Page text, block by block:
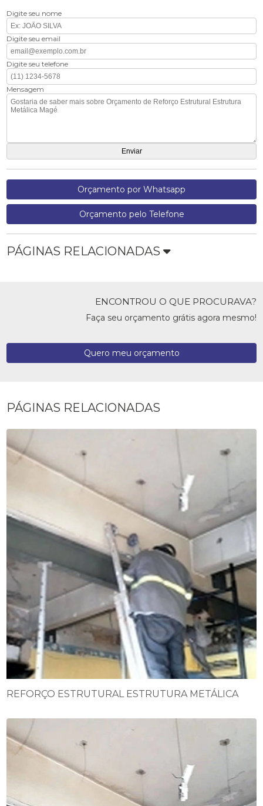
Digite seu nome
Digite seu email
Digite seu telefone
Mensagem
Orçamento por Whatsapp
Orçamento pelo Telefone
PÁGINAS RELACIONADAS
ENCONTROU O QUE PROCURAVA?
Faça seu orçamento grátis agora mesmo!
Quero meu orçamento
PÁGINAS RELACIONADAS
REFORÇO ESTRUTURAL ESTRUTURA METÁLICA